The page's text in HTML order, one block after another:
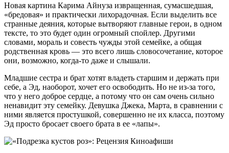
Новая картина Карима Айнуза извращенная, сумасшедшая,
«бредовая» и практически лихорадочная. Если выделить все
странные деяния, которые вытворяют главные герои, в одном
тексте, то это будет один огромный спойлер. Другими
словами, мораль и совесть чужды этой семейке, а общая
родственная кровь — это всего лишь словосочетание, которое
они, возможно, когда-то даже и слышали.
Младшие сестра и брат хотят владеть старшим и держать при
себе, а Эд, наоборот, хочет его освободить. Но не из-за того,
что у него доброе сердце, а потому что он сам очень сильно
ненавидит эту семейку. Девушка Джека, Марта, в сравнении с
ними является простушкой, совершенно не их класса, поэтому
Эд просто бросает своего брата в ее «лапы».